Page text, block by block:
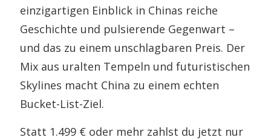
einzigartigen Einblick in Chinas reiche
Geschichte und pulsierende Gegenwart –
und das zu einem unschlagbaren Preis. Der
Mix aus uralten Tempeln und futuristischen
Skylines macht China zu einem echten
Bucket-List-Ziel.
Statt 1.499 € oder mehr zahlst du jetzt nur